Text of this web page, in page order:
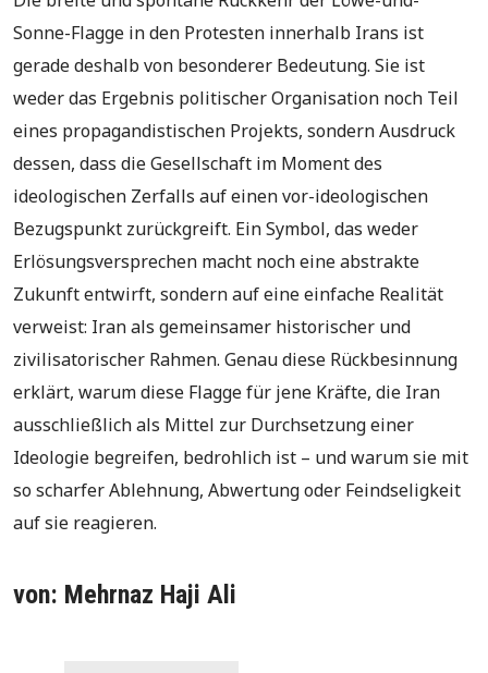
Sonne-Flagge in den Protesten innerhalb Irans ist
gerade deshalb von besonderer Bedeutung. Sie ist
weder das Ergebnis politischer Organisation noch Teil
eines propagandistischen Projekts, sondern Ausdruck
dessen, dass die Gesellschaft im Moment des
ideologischen Zerfalls auf einen vor-ideologischen
Bezugspunkt zurückgreift. Ein Symbol, das weder
Erlösungsversprechen macht noch eine abstrakte
Zukunft entwirft, sondern auf eine einfache Realität
verweist: Iran als gemeinsamer historischer und
zivilisatorischer Rahmen. Genau diese Rückbesinnung
erklärt, warum diese Flagge für jene Kräfte, die Iran
ausschließlich als Mittel zur Durchsetzung einer
Ideologie begreifen, bedrohlich ist – und warum sie mit
so scharfer Ablehnung, Abwertung oder Feindseligkeit
auf sie reagieren.
von: Mehrnaz Haji Ali